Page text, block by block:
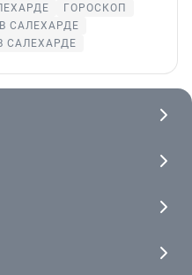
ГОРОСКОП
САЛЕХАРДЕ
САЛЕХАРДЕ